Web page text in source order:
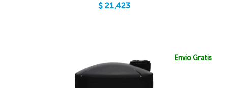
$ 21,423
Envío Gratis